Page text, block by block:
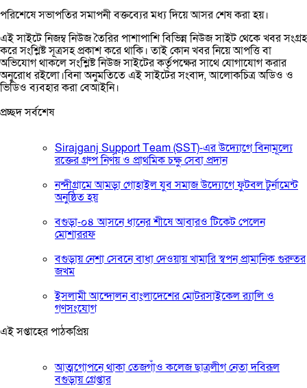
পরিশেষে সভাপতির সমাপনী বক্তব্যের মধ্য দিয়ে আসর শেষ করা হয়।
এই সাইটে নিজম্ব নিউজ তৈরির পাশাপাশি বিভিন্ন নিউজ সাইট থেকে খবর সংগ্রহ
করে সংশ্লিষ্ট সূত্রসহ প্রকাশ করে থাকি। তাই কোন খবর নিয়ে আপত্তি বা
অভিযোগ থাকলে সংশ্লিষ্ট নিউজ সাইটের কর্তৃপক্ষের সাথে যোগাযোগ করার
অনুরোধ রইলো।বিনা অনুমতিতে এই সাইটের সংবাদ, আলোকচিত্র অডিও ও
ভিডিও ব্যবহার করা বেআইনি।
প্রচ্ছদ সর্বশেষ
Sirajganj Support Team (SST)-এর উদ্যোগে বিনামূল্যে
রক্তের গ্রুপ নির্ণয় ও প্রাথমিক চক্ষু সেবা প্রদান
নন্দীগ্রামে আমড়া গোহাইল যুব সমাজ উদ্যোগে ফুটবল টুর্নামেন্ট
অনুষ্ঠিত হয়
বগুড়া-০৪ আসনে ধানের শীষে আবারও টিকেট পেলেন
মোশাররফ
বগুড়ায় নেশা সেবনে বাধা দেওয়ায় খামারি স্বপন প্রামানিক গুরুতর
জখম
ইসলামী আন্দোলন বাংলাদেশের মোটরসাইকেল র‍্যালি ও
গণসংযোগ
এই সপ্তাহের পাঠকপ্রিয়
আত্মগোপনে থাকা তেজগাঁও কলেজ ছাত্রলীগ নেতা দবিরূল
বগুড়ায় গ্রেপ্তার